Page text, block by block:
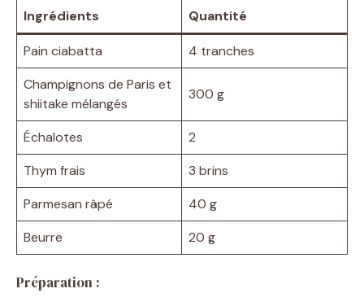
Ingrédients Quantité
Pain ciabatta
4 tranches
Champignons de Paris et
shiitake mélangés
300 g
Échalotes
2
Thym frais
3 brins
Parmesan râpé
40 g
Beurre
20 g
Préparation :